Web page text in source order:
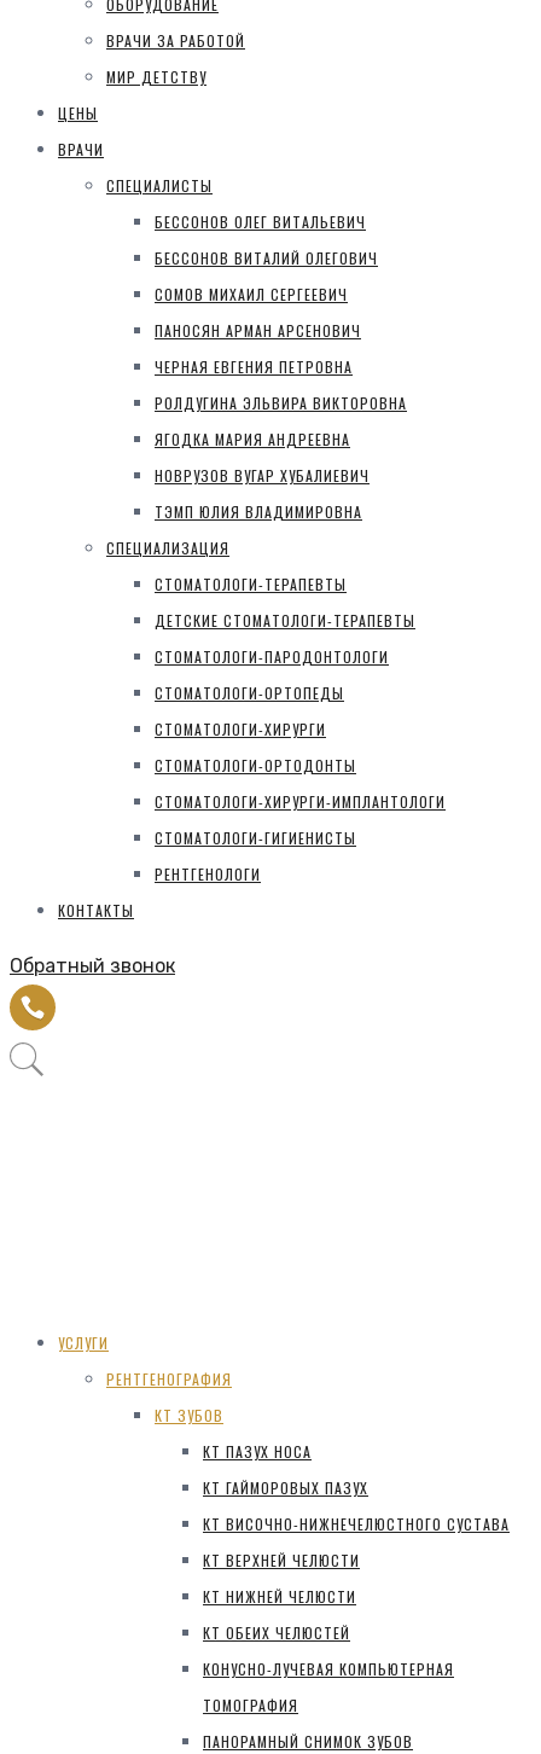
ОБОРУДОВАНИЕ
ВРАЧИ ЗА РАБОТОЙ
МИР ДЕТСТВУ
ЦЕНЫ
ВРАЧИ
СПЕЦИАЛИСТЫ
БЕССОНОВ ОЛЕГ ВИТАЛЬЕВИЧ
БЕССОНОВ ВИТАЛИЙ ОЛЕГОВИЧ
СОМОВ МИХАИЛ СЕРГЕЕВИЧ
ПАНОСЯН АРМАН АРСЕНОВИЧ
ЧЕРНАЯ ЕВГЕНИЯ ПЕТРОВНА
РОЛДУГИНА ЭЛЬВИРА ВИКТОРОВНА
ЯГОДКА МАРИЯ АНДРЕЕВНА
НОВРУЗОВ ВУГАР ХУБАЛИЕВИЧ
ТЭМП ЮЛИЯ ВЛАДИМИРОВНА
СПЕЦИАЛИЗАЦИЯ
СТОМАТОЛОГИ-ТЕРАПЕВТЫ
ДЕТСКИЕ СТОМАТОЛОГИ-ТЕРАПЕВТЫ
СТОМАТОЛОГИ-ПАРОДОНТОЛОГИ
СТОМАТОЛОГИ-ОРТОПЕДЫ
СТОМАТОЛОГИ-ХИРУРГИ
СТОМАТОЛОГИ-ОРТОДОНТЫ
СТОМАТОЛОГИ-ХИРУРГИ-ИМПЛАНТОЛОГИ
СТОМАТОЛОГИ-ГИГИЕНИСТЫ
РЕНТГЕНОЛОГИ
КОНТАКТЫ
Обратный звонок
УСЛУГИ
РЕНТГЕНОГРАФИЯ
КТ ЗУБОВ
КТ ПАЗУХ НОСА
КТ ГАЙМОРОВЫХ ПАЗУХ
КТ ВИСОЧНО-НИЖНЕЧЕЛЮСТНОГО СУСТАВА
КТ ВЕРХНЕЙ ЧЕЛЮСТИ
КТ НИЖНЕЙ ЧЕЛЮСТИ
КТ ОБЕИХ ЧЕЛЮСТЕЙ
КОНУСНО-ЛУЧЕВАЯ КОМПЬЮТЕРНАЯ
ТОМОГРАФИЯ
ПАНОРАМНЫЙ СНИМОК ЗУБОВ